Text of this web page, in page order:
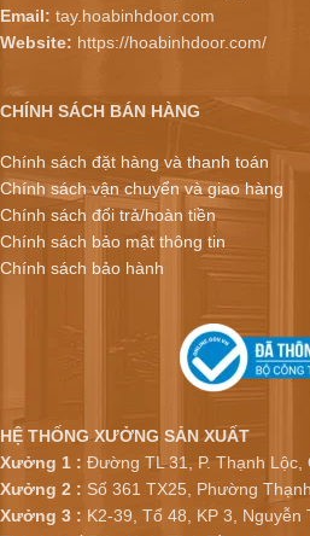
Email: tay.hoabinhdoor.com
Website: https://hoabinhdoor.com/
CHÍNH SÁCH BÁN HÀNG
Chính sách đặt hàng và thanh toán
Chính sách vận chuyển và giao hàng
Chính sách đổi trả/hoàn tiền
Chính sách bảo mật thông tin
Chính sách bảo hành
HỆ THỐNG XƯỞNG SẢN XUẤT
Xưởng 1 : Đường TL 31, P. Thạnh Lộc,
Xưởng 2 : Số 361 TX25, Phường
Xưởng 3 : K2-39, Tổ 48, KP 3, Nguyễn